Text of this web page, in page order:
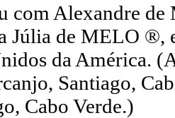
com Alexandre
Júlia de MELO ®,
da América.
Santiago,
Cabo Verde.)